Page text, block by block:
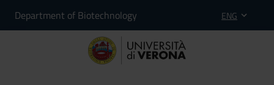
Department of Biotechnology ENG